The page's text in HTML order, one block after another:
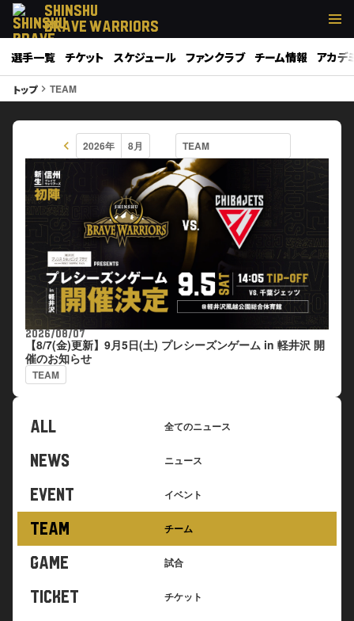
SHINSHU
BRAVE WARRIORS
選手一覧 チケット スケジュール ファンクラブ チーム情報 アカデ
トップkeyboard_arrow_right TEAM
keyboard_arrow_left
2026/08/07
【8/7(金)更新】9月5日(土) プレシーズンゲーム in 軽井沢 開
催のお知らせ
TEAM
ALL 全てのニュース
NEWS ニュース
EVENT イベント
TEAM チーム
GAME 試合
TICKET チケット